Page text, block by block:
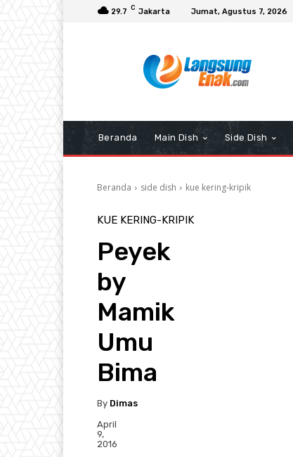
29.7 C Jakarta Jumat, Agustus 7, 2026
Beranda Main Dish Side Dish
Beranda side dish kue kering-kripik
KUE KERING-KRIPIK
Peyek
by
Mamik
Umu
Bima
By Dimas
April
9,
2016